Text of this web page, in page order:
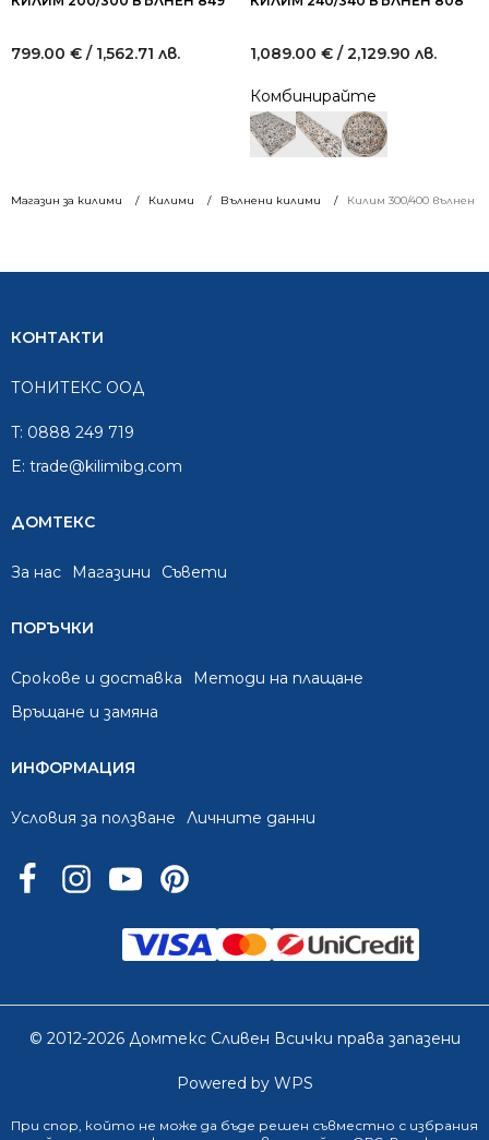
Магазин за килими Килими Вълнени килими Килим 300/400 вълнен
799.00 € / 1,562.71 лв. 1,089.00 € / 2,129.90 лв.
Комбинирайте
КОНТАКТИ
ТОНИТЕКС ООД
T: 0888 249 719
E: trade@kilimibg.com
ДОМТЕКС
За нас Mагазини Съвети
ПОРЪЧКИ
Срокове и доставка
Методи на плащане
Връщане и замяна
ИНФОРМАЦИЯ
Условия за ползване Личните данни
© 2012-2026 Домтекс Сливен Всички права запазени
Powered by WPS
При спор, който не може да бъде решен съвместно с избрания